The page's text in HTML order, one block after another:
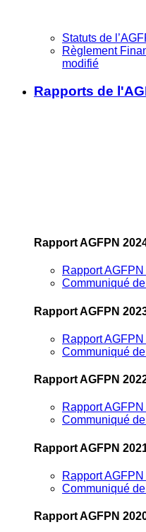
Statuts de
Règlement
modifié
Rapports de
Rapport AGFPN
Rapport
Communiqué
Rapport AGFPN
Rapport
Communiqué
Rapport AGFPN
Rapport
Communiqué
Rapport AGFPN
Rapport
Communiqué
Rapport AGFPN